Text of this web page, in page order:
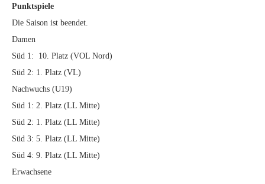
Punktspiele
Die Saison ist beendet.
Damen
Süd 1: 10. Platz (VOL Nord)
Süd 2: 1. Platz (VL)
Nachwuchs (U19)
Süd 1: 2. Platz (LL Mitte)
Süd 2: 1. Platz (LL Mitte)
Süd 3: 5. Platz (LL Mitte)
Süd 4: 9. Platz (LL Mitte)
Erwachsene